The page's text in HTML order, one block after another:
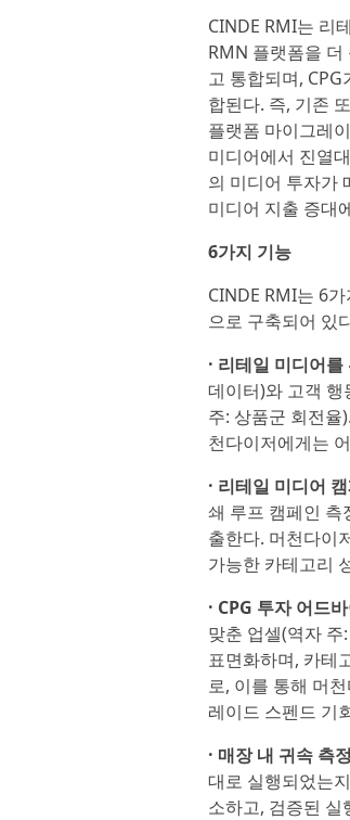
CINDE RMI는 리
RMN 플랫폼을
고 통합되며,
합된다. 즉, 기존
플랫폼 마이그레
미디어에서 진열
의 미디어 투자가
미디어 지출 증대
6가지 기능
CINDE RMI는 6
으로 구축되어 있
· 리테일 미디어
데이터)와 고객
주: 상품군 회전
천다이저에게는
· 리테일 미디어
쇄 루프 캠페인 측
출한다. 머천다이
가능한 카테고리
· CPG 투자 어드
맞춘 업셀(역자
표면화하며, 카테
로, 이를 통해 머
레이드 스펜드 기
· 매장 내 귀속 측
대로 실행되었는
소하고, 검증된 실